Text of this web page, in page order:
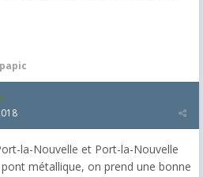
la-Nouvelle et Port-la-Nouvelle
métallique, on prend une bonne